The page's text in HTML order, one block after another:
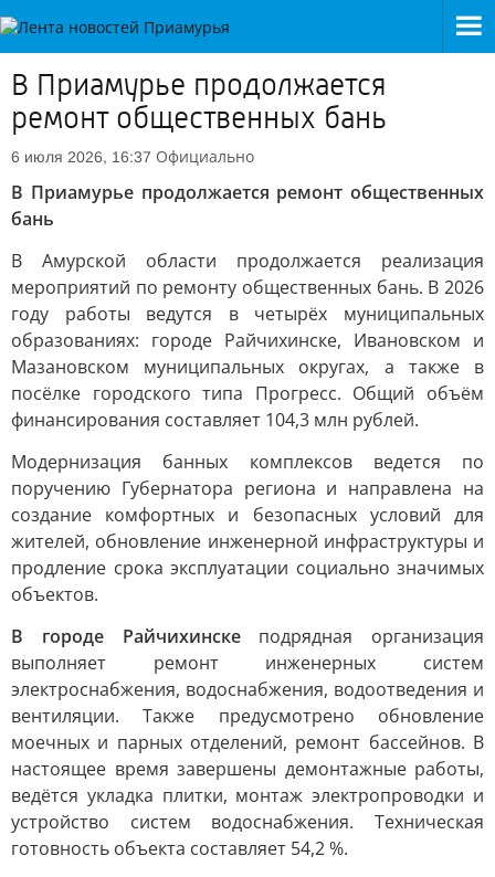
В Приамурье продолжается
ремонт общественных бань
6 июля 2026, 16:37 Официально
В Приамурье продолжается ремонт общественных
бань
В Амурской области продолжается реализация
мероприятий по ремонту общественных бань. В 2026
году работы ведутся в четырёх муниципальных
образованиях: городе Райчихинске, Ивановском и
Мазановском муниципальных округах, а также в
посёлке городского типа Прогресс. Общий объём
финансирования составляет 104,3 млн рублей.
Модернизация банных комплексов ведется по
поручению Губернатора региона и направлена на
создание комфортных и безопасных условий для
жителей, обновление инженерной инфраструктуры и
продление срока эксплуатации социально значимых
объектов.
В городе Райчихинскеподрядная организация
выполняет ремонт инженерных систем
электроснабжения, водоснабжения, водоотведения и
вентиляции. Также предусмотрено обновление
моечных и парных отделений, ремонт бассейнов. В
настоящее время завершены демонтажные работы,
ведётся укладка плитки, монтаж электропроводки и
устройство систем водоснабжения. Техническая
готовность объекта составляет 54,2 %.